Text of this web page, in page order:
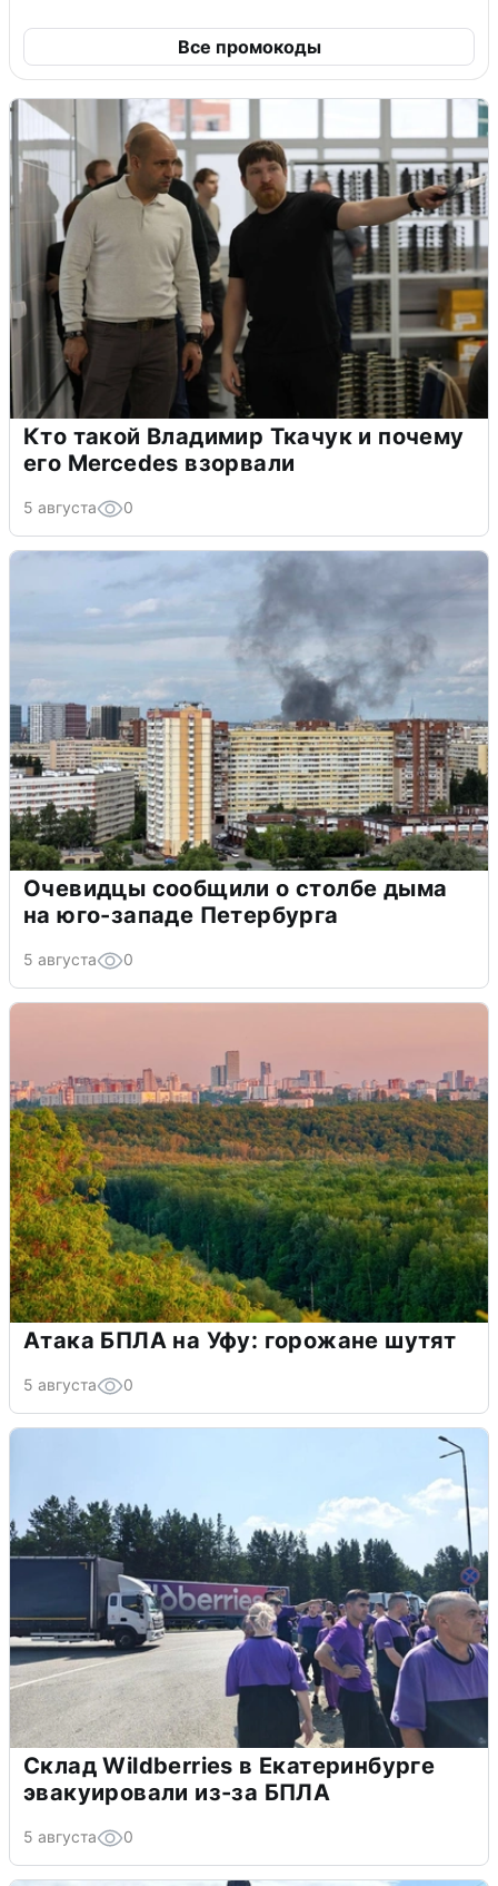
Все промокоды
Кто такой Владимир Ткачук и почему
его Mercedes взорвали
5 августа 0
Очевидцы сообщили о столбе дыма
на юго-западе Петербурга
5 августа 0
Атака БПЛА на Уфу: горожане шутят
5 августа 0
Склад Wildberries в Екатеринбурге
эвакуировали из-за БПЛА
5 августа 0